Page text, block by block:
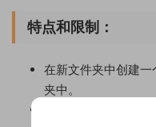
特点和限制：
在新文件夹中创建
夹中。
将新 Premiere Pro